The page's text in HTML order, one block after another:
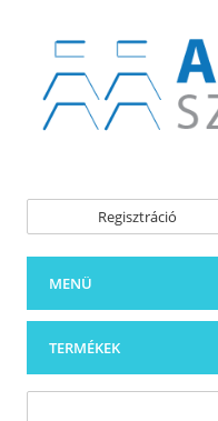
Regisztráció
MENÜ
TERMÉKEK